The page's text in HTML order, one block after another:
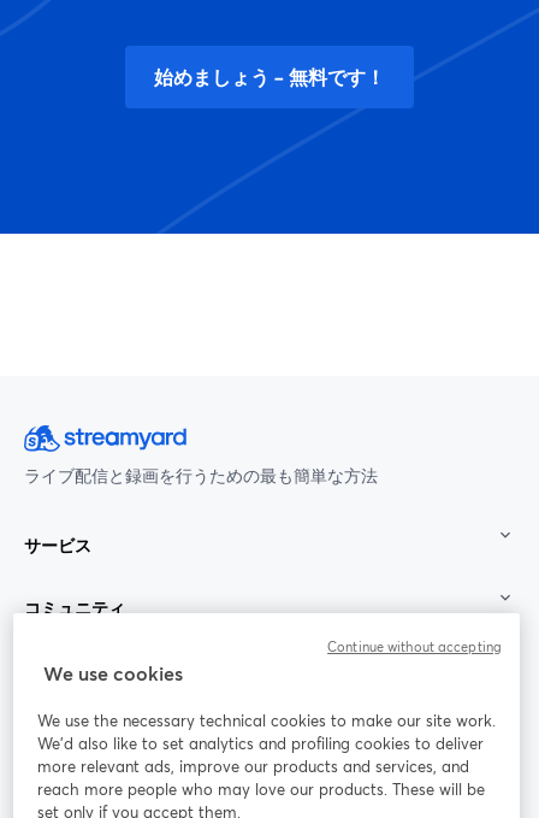
始めましょう - 無料です！
ライブ配信と録画を行うための最も簡単な方法
サービス
コミュニティ
StreamYard：
参加する
ライ
Facebook
新しいタブで開く(Twitter)
YouTube
We use cookies
We use the necessary technical cookies to make our site work.
We'd also like to set analytics and profiling cookies to deliver
more relevant ads, improve our products and services, and
reach more people who may love our products. These will be
set only if you accept them.
Continue without accepting